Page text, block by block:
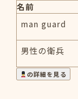
名前
man guard
男性の衛兵
の詳細を見る